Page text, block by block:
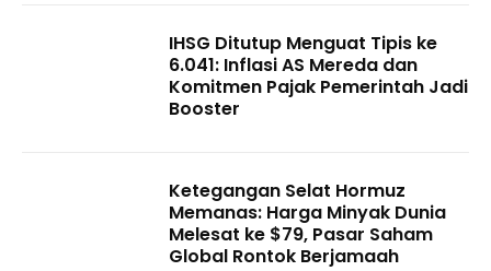
IHSG Ditutup Menguat Tipis ke
6.041: Inflasi AS Mereda dan
Komitmen Pajak Pemerintah Jadi
Booster
Ketegangan Selat Hormuz
Memanas: Harga Minyak Dunia
Melesat ke $79, Pasar Saham
Global Rontok Berjamaah